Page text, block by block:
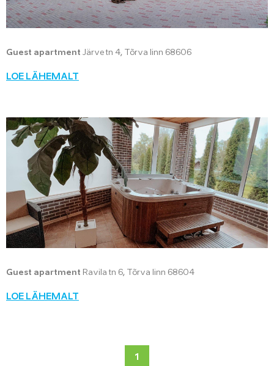
Guest apartment Järve tn 4, Tõrva linn 68606
LOE LÄHEMALT
Guest apartment Ravila tn 6, Tõrva linn 68604
LOE LÄHEMALT
1